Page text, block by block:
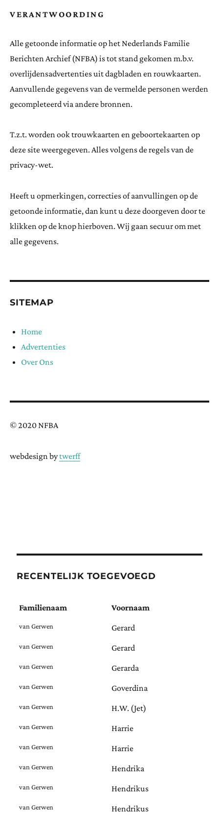
VERANTWOORDING
Alle getoonde informatie op het Nederlands Familie
Berichten Archief (NFBA) is tot stand gekomen m.b.v.
overlijdensadvertenties uit dagbladen en rouwkaarten.
Aanvullende gegevens van de vermelde personen werden
gecompleteerd via andere bronnen.
T.z.t. worden ook trouwkaarten en geboortekaarten op
deze site weergegeven. Alles volgens de regels van de
privacy-wet.
Heeft u opmerkingen, correcties of aanvullingen op de
getoonde informatie, dan kunt u deze doorgeven door te
klikken op de knop hierboven. Wij gaan secuur om met
alle gegevens.
SITEMAP
Home
Advertenties
Over Ons
© 2020 NFBA
webdesign bytwerff
RECENTELIJK TOEGEVOEGD
Familienaam Voornaam
van Gerwen Gerard
van Gerwen Gerard
van Gerwen Gerarda
van Gerwen Goverdina
van Gerwen H.W. (Jet)
van Gerwen Harrie
van Gerwen Harrie
van Gerwen Hendrika
van Gerwen Hendrikus
van Gerwen Hendrikus